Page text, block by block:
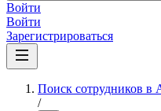
Войти
Войти
Зарегистрироваться
Поиск сотрудников в
/